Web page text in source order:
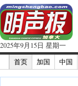
2025年9月15日 星期一
首页
加国 中国